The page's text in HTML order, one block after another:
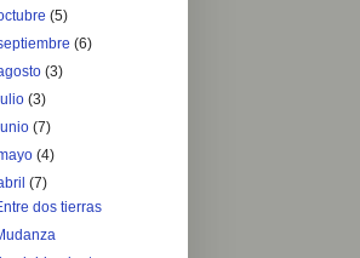
(5)
(6)
(3)
(3)
(7)
(4)
(7)
dos tierras